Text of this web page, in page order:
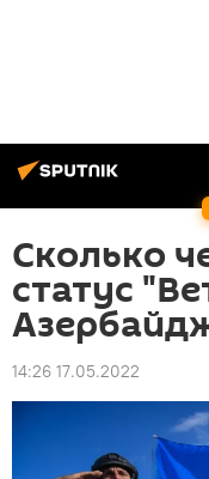
Сколько
статус
14:26 17.05.2022